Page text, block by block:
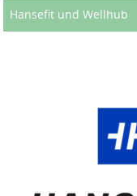
Hansefit und Wellhub